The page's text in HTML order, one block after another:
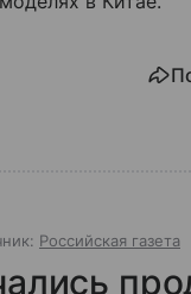
Российская газета